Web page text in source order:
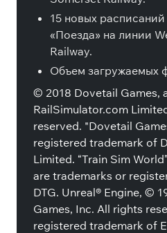
15 новых
«Поезда» на линии
Railway.
Объем загружаемых
© 2018 Dovetail Games,
RailSimulator.com
reserved. "Dovetail
registered trademark of
Limited. “Train Sim
are trademarks or
DTG. Unreal® Engine, ©
Games, Inc. All rights
registered trademark of